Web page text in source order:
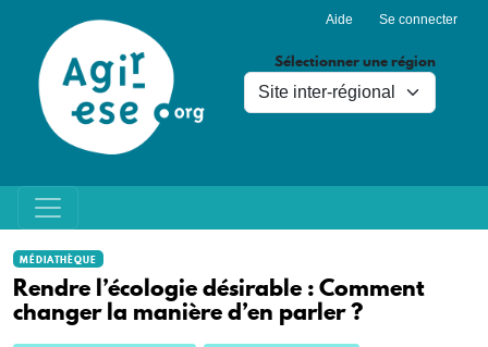
Aller au contenu principal
Aide Se connecter
Sélectionner une région
MÉDIATHÈQUE
Rendre l’écologie désirable : Comment
changer la manière d’en parler ?